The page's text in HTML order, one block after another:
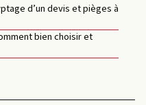
d’un devis et pièges à
bien choisir et